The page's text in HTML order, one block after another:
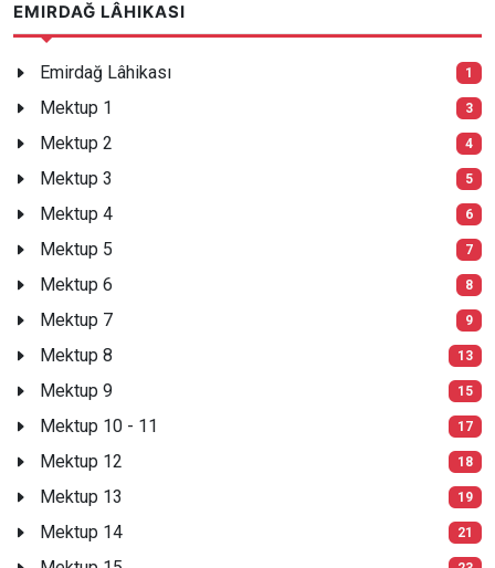
EMIRDAĞ LÂHIKASI
Emirdağ Lâhikası 1
Mektup 1 3
Mektup 2 4
Mektup 3 5
Mektup 4 6
Mektup 5 7
Mektup 6 8
Mektup 7 9
Mektup 8 13
Mektup 9 15
Mektup 10 - 11 17
Mektup 12 18
Mektup 13 19
Mektup 14 21